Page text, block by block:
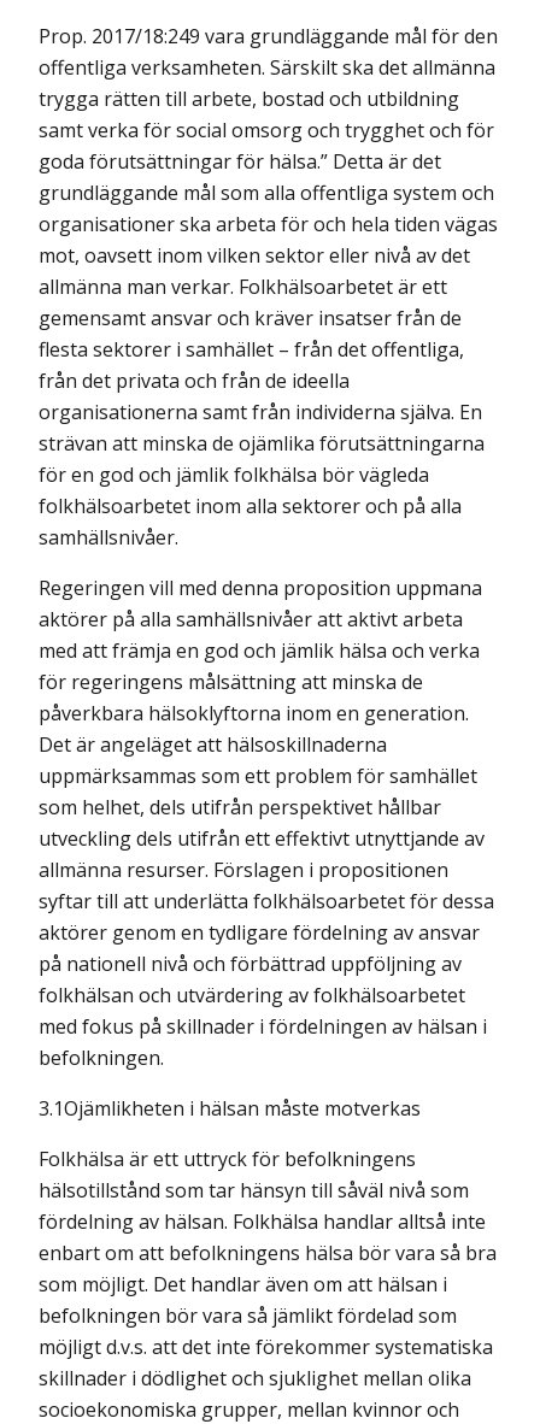
Prop. 2017/18:249 vara grundläggande mål för den
offentliga verksamheten. Särskilt ska det allmänna
trygga rätten till arbete, bostad och utbildning
samt verka för social omsorg och trygghet och för
goda förutsättningar för hälsa.” Detta är det
grundläggande mål som alla offentliga system och
organisationer ska arbeta för och hela tiden vägas
mot, oavsett inom vilken sektor eller nivå av det
allmänna man verkar. Folkhälsoarbetet är ett
gemensamt ansvar och kräver insatser från de
flesta sektorer i samhället – från det offentliga,
från det privata och från de ideella
organisationerna samt från individerna själva. En
strävan att minska de ojämlika förutsättningarna
för en god och jämlik folkhälsa bör vägleda
folkhälsoarbetet inom alla sektorer och på alla
samhällsnivåer.
Regeringen vill med denna proposition uppmana
aktörer på alla samhällsnivåer att aktivt arbeta
med att främja en god och jämlik hälsa och verka
för regeringens målsättning att minska de
påverkbara hälsoklyftorna inom en generation.
Det är angeläget att hälsoskillnaderna
uppmärksammas som ett problem för samhället
som helhet, dels utifrån perspektivet hållbar
utveckling dels utifrån ett effektivt utnyttjande av
allmänna resurser. Förslagen i propositionen
syftar till att underlätta folkhälsoarbetet för dessa
aktörer genom en tydligare fördelning av ansvar
på nationell nivå och förbättrad uppföljning av
folkhälsan och utvärdering av folkhälsoarbetet
med fokus på skillnader i fördelningen av hälsan i
befolkningen.
3.1Ojämlikheten i hälsan måste motverkas
Folkhälsa är ett uttryck för befolkningens
hälsotillstånd som tar hänsyn till såväl nivå som
fördelning av hälsan. Folkhälsa handlar alltså inte
enbart om att befolkningens hälsa bör vara så bra
som möjligt. Det handlar även om att hälsan i
befolkningen bör vara så jämlikt fördelad som
möjligt d.v.s. att det inte förekommer systematiska
skillnader i dödlighet och sjuklighet mellan olika
socioekonomiska grupper, mellan kvinnor och